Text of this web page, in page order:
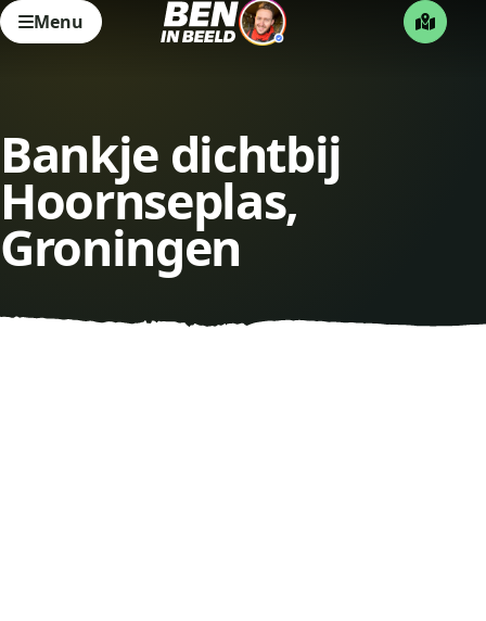
Menu
Bankje dichtbij
Hoornseplas,
Groningen